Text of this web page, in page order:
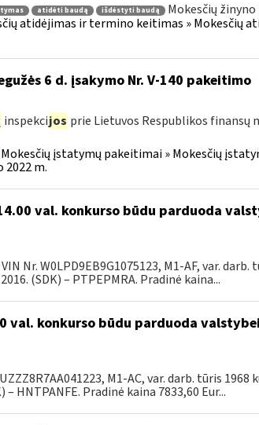
atidėti baudą išdėstyti baudą Mokesčių
atidėjimas ir termino keitimas » Mokesčių
6 d. įsakymo Nr. V-140 pakeitimo
inspekcijos prie Lietuvos Respublikos finansų
Mokesčių įstatymų pakeitimai » Mokesčių
m.
val. konkurso būdu parduoda
Nr. W0LPD9EB9G1075123, M1-AF, var. darb.
(SDK) – PTPEPMRA. Pradinė kaina...
val. konkurso būdu parduoda
M1-AC, var. darb. tūris 1968
HNTPANFE. Pradinė kaina 7833,60 Eur...